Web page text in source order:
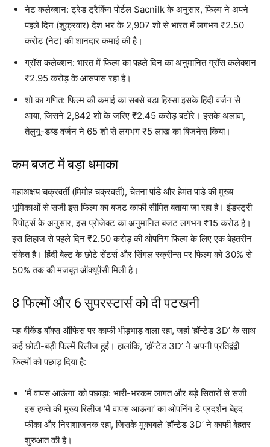
नेट कलेक्शन: ट्रेड ट्रैकिंग पोर्टल Sacnilk के अनुसार, फिल्म ने अपने
पहले दिन (शुक्रवार) देश भर के 2,907 शो से भारत में लगभग ₹2.50
करोड़ (नेट) की शानदार कमाई की है।
ग्रॉस कलेक्शन: भारत में फिल्म का पहले दिन का अनुमानित ग्रॉस कलेक्शन
₹2.95 करोड़ के आसपास रहा है।
शो का गणित: फिल्म की कमाई का सबसे बड़ा हिस्सा इसके हिंदी वर्जन से
आया, जिसने 2,842 शो के जरिए ₹2.45 करोड़ बटोरे। इसके अलावा,
तेलुगू-डब्ड वर्जन ने 65 शो से लगभग ₹5 लाख का बिजनेस किया।
कम बजट में बड़ा धमाका
महाअक्षय चक्रवर्ती (मिमोह चक्रवर्ती), चेतना पांडे और हेमंत पांडे की मुख्य
भूमिकाओं से सजी इस फिल्म का बजट काफी सीमित बताया जा रहा है। इंडस्ट्री
रिपोर्ट्स के अनुसार, इस प्रोजेक्ट का अनुमानित बजट लगभग ₹15 करोड़ है।
इस लिहाज से पहले दिन ₹2.50 करोड़ की ओपनिंग फिल्म के लिए एक बेहतरीन
संकेत है। हिंदी बेल्ट के छोटे सेंटर्स और सिंगल स्क्रीन्स पर फिल्म को 30% से
50% तक की मजबूत ऑक्यूपेंसी मिली है।
8 फिल्मों और 6 सुपरस्टार्स को दी पटखनी
यह वीकेंड बॉक्स ऑफिस पर काफी भीड़भाड़ वाला रहा, जहां ‘हॉन्टेड 3D’ के साथ
कई छोटी-बड़ी फिल्में रिलीज हुईं। हालांकि, ‘हॉन्टेड 3D’ ने अपनी प्रतिद्वंद्वी
फिल्मों को पछाड़ दिया है:
‘मैं वापस आऊंगा’ को पछाड़ा: भारी-भरकम लागत और बड़े सितारों से सजी
इस हफ्ते की मुख्य रिलीज ‘मैं वापस आऊंगा’ का ओपनिंग डे प्रदर्शन बेहद
फीका और निराशाजनक रहा, जिसके मुकाबले ‘हॉन्टेड 3D’ ने काफी बेहतर
शुरुआत की है।